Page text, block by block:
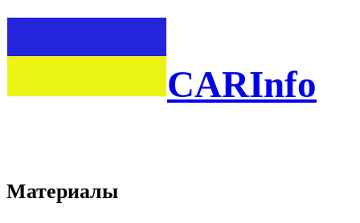
CARInfo
Материалы